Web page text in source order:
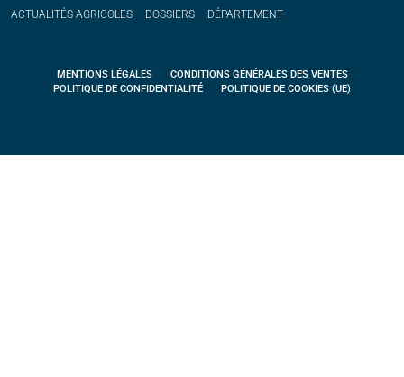
ACTUALITÉS AGRICOLES DOSSIERS DÉPARTEMENT
MENTIONS LÉGALES
CONDITIONS GÉNÉRALES DES VENTES
POLITIQUE DE CONFIDENTIALITÉ
POLITIQUE DE COOKIES (UE)